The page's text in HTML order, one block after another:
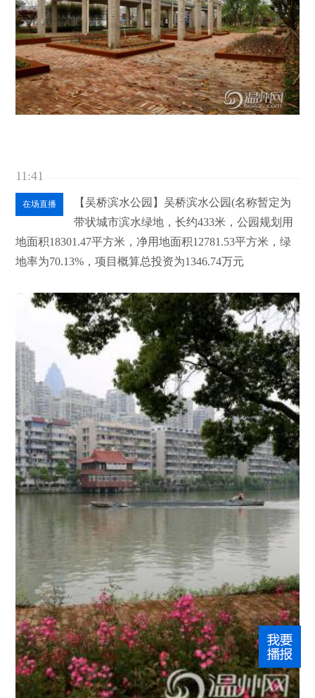
11:41
在场直播
【吴桥滨水公园】吴桥滨水公园(名称暂定为
带状城市滨水绿地，长约433米，公园规划用
地面积18301.47平方米，净用地面积12781.53平方米，绿
地率为70.13%，项目概算总投资为1346.74万元